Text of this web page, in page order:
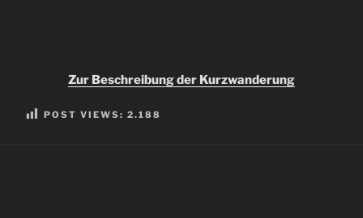
Zur Beschreibung der Kurzwanderung
POST VIEWS: 2.188